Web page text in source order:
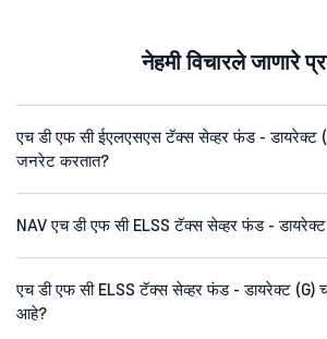
नेहमी विचारले जाणारे
एच डी एफ सी ईएलएसएस टॅक्स सेव्हर फंड - डायरेक्ट
जनरेट करतात?
NAV एच डी एफ सी ELSS टॅक्स सेव्हर फंड -
एच डी एफ सी ELSS टॅक्स सेव्हर फंड - डायरेक्ट (G)
आहे?